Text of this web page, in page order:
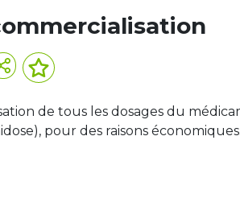
de tous les dosages du
pour des raisons